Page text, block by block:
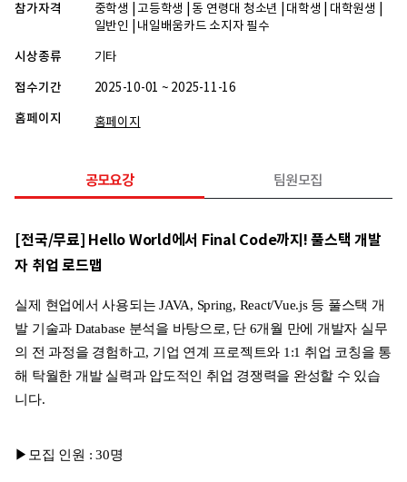
참가자격
중학생 | 고등학생 | 동 연령대 청소년 | 대학생 | 대학원생 |
일반인 | 내일배움카드 소지자 필수
시상종류 기타
접수기간 2025-10-01 ~ 2025-11-16
홈페이지 홈페이지
공모요강 팀원모집
[전국/무료] Hello World에서 Final Code까지! 풀스택 개발
자 취업 로드맵
실제 현업에서 사용되는 JAVA, Spring, React/Vue.js 등 풀스택 개
발 기술과 Database 분석을 바탕으로, 단 6개월 만에 개발자 실무
의 전 과정을 경험하고, 기업 연계 프로젝트와 1:1 취업 코칭을 통
해 탁월한 개발 실력과 압도적인 취업 경쟁력을 완성할 수 있습
니다.
▶모집 인원 : 30명